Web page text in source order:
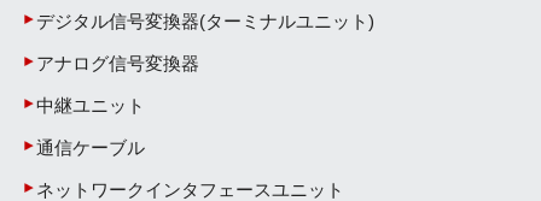
デジタル信号変換器(ターミナルユニット)
アナログ信号変換器
中継ユニット
通信ケーブル
ネットワークインタフェースユニット